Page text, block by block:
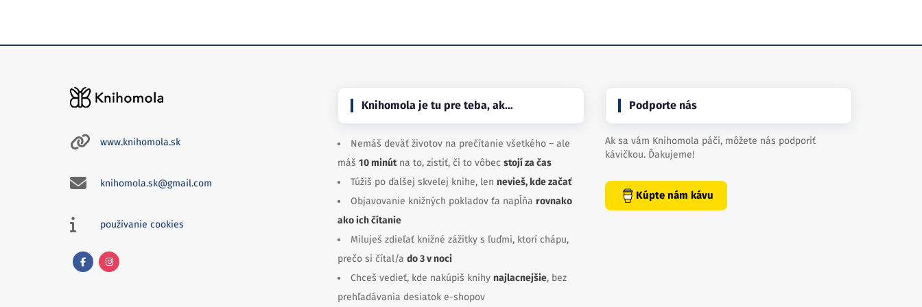
www.knihomola.sk
knihomola.sk@gmail.com
používanie cookies
Knihomola je tu pre teba, ak…
Nemáš deväť životov na prečítanie všetkého – ale
máš 10 minútna to, zistiť, či to vôbec stojí za čas
Túžiš po ďalšej skvelej knihe, len nevieš, kde začať
Objavovanie knižných pokladov ťa napĺňa rovnako
ako ich čítanie
Miluješ zdieľať knižné zážitky s ľuďmi, ktorí chápu,
prečo si čítal/a do 3 v noci
Chceš vedieť, kde nakúpiš knihy najlacnejšie, bez
prehľadávania desiatok e-shopov
Podporte nás
Ak sa vám Knihomola páči, môžete nás podporiť
kávičkou. Ďakujeme!
Kúpte nám kávu